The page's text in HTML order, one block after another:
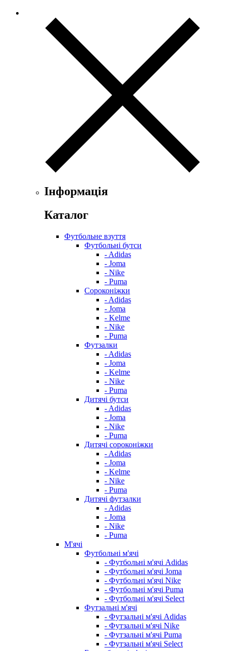
Інформація
Каталог
Футбольне взуття
Футбольні бутси
- Adidas
- Joma
- Nike
- Puma
Сороконіжки
- Adidas
- Joma
- Kelme
- Nike
- Puma
Футзалки
- Adidas
- Joma
- Kelme
- Nike
- Puma
Дитячі бутси
- Adidas
- Joma
- Nike
- Puma
Дитячі сороконіжки
- Adidas
- Joma
- Kelme
- Nike
- Puma
Дитячі футзалки
- Adidas
- Joma
- Nike
- Puma
М'ячі
Футбольні м'ячі
- Футбольні м'ячі Adidas
- Футбольні м'ячі Joma
- Футбольні м'ячі Nike
- Футбольні м'ячі Puma
- Футбольні м'ячі Select
Футзальні м'ячі
- Футзальні м'ячі Adidas
- Футзальні м'ячі Nike
- Футзальні м'ячі Puma
- Футзальні м'ячі Select